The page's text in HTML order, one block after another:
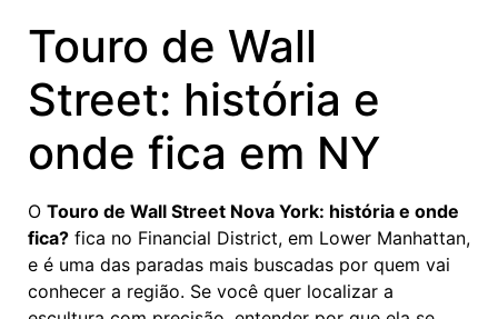
Touro de Wall
Street: história e
onde fica em NY
O Touro de Wall Street Nova York: história e onde
fica? fica no Financial District, em Lower Manhattan,
e é uma das paradas mais buscadas por quem vai
conhecer a região. Se você quer localizar a